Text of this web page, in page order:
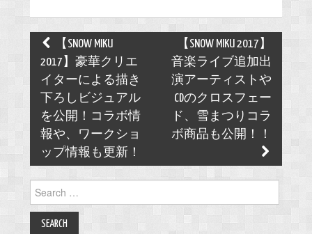
Post
navigation
【SNOW MIKU
2017】豪華クリエ
イターによる描き
下ろしビジュアル
を公開！コラボ情
報や、ワークショ
ップ情報も更新！
【SNOW MIKU 2017】
音楽ライブ追加出
演アーティストや
CDのクロスフェー
ド、雪まつりコラ
ボ商品も公開！！
for: